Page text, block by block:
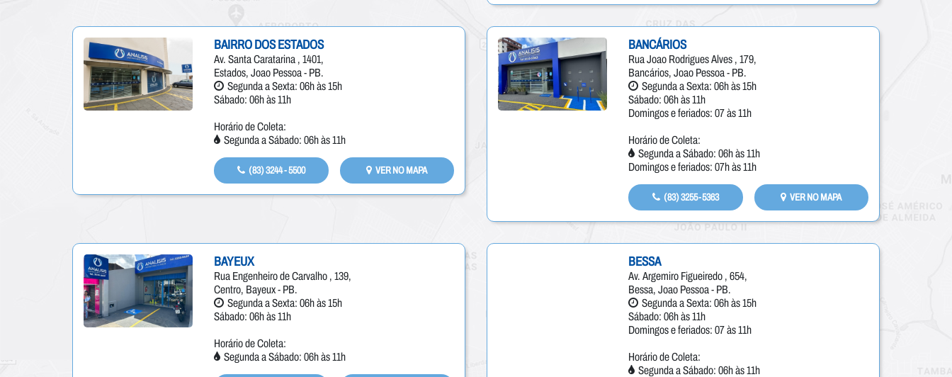
BAIRRO DOS ESTADOS
Av. Santa Caratarina , 1401,
Estados, Joao Pessoa - PB.
Segunda a Sexta: 06h às 15h
Sábado: 06h às 11h
Horário de Coleta:
Segunda a Sábado: 06h às 11h
(83) 3244 - 5500 VER NO MAPA
BANCÁRIOS
Rua Joao Rodrigues Alves , 179,
Bancários, Joao Pessoa - PB.
Segunda a Sexta: 06h às 15h
Sábado: 06h às 11h
Domingos e feriados: 07 às 11h
Horário de Coleta:
Segunda a Sábado: 06h às 11h
Domingos e feriados: 07h às 11h
(83) 3255-5363 VER NO MAPA
BAYEUX
Rua Engenheiro de Carvalho , 139,
Centro, Bayeux - PB.
Segunda a Sexta: 06h às 15h
Sábado: 06h às 11h
Horário de Coleta:
Segunda a Sábado: 06h às 11h
BESSA
Av. Argemiro Figueiredo , 654,
Bessa, Joao Pessoa - PB.
Segunda a Sexta: 06h às 15h
Sábado: 06h às 11h
Domingos e feriados: 07 às 11h
Horário de Coleta:
Segunda a Sábado: 06h às 11h